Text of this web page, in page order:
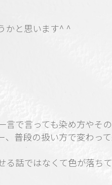
かと思います^ ^
言で言っても染め方やそ
、普段の扱い方で変わっ
る話ではなくて色が落ち